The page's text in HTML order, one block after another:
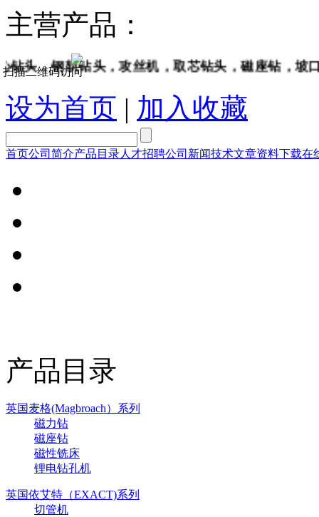
主营产品：
钢轨钻头，攻丝机，取芯钻头，磁座钻，坡口机，
设为首页 | 加入收藏
首页公司简介产品目录人才招聘公司新闻技术文章资料下载在
产品目录
英国麦格(Magbroach）系列
磁力钻
磁座钻
磁性铣床
锂电钻孔机
英国依艾特（EXACT)系列
切管机
扫描二维码访问